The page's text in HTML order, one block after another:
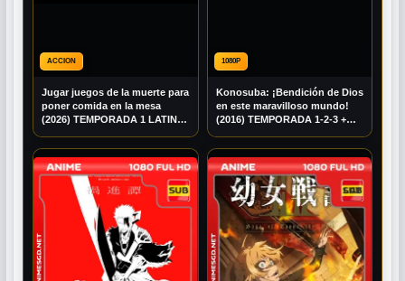
ACCION
Jugar juegos de la muerte para
poner comida en la mesa
(2026) TEMPORADA 1 LATINO
1080P
Konosuba: ¡Bendición de Dios
en este maravilloso mundo!
(2016) TEMPORADA 1-2-3 +
BDRIP